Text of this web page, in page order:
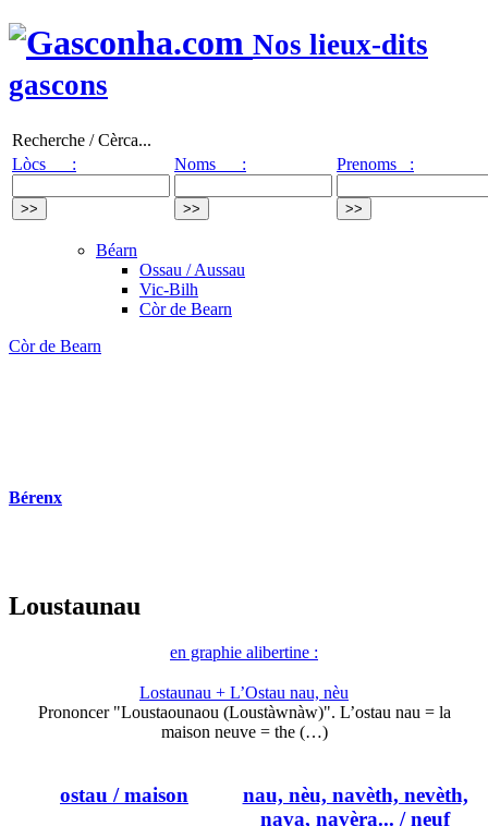
Nos lieux-dits
gascons
Recherche / Cèrca...
Lòcs :
Noms : Prenoms :
Béarn
Ossau / Aussau
Vic-Bilh
Còr de Bearn
Còr de Bearn
Bérenx
Loustaunau
en graphie alibertine :
Lostaunau + L’Ostau nau, nèu
Prononcer "Loustaounaou (Loustàwnàw)". L’ostau nau = la
maison neuve = the (…)
ostau / maison
nau, nèu, navèth, nevèth,
nava, navèra... / neuf